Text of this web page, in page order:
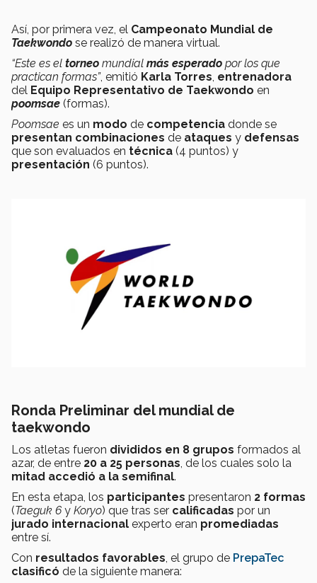
Así, por primera vez, el Campeonato Mundial de
Taekwondo se realizó de manera virtual.
“Este es el torneo mundial más esperado por los que
practican formas”, emitió Karla Torres entrenadora
del Equipo Representativo de Taekwondo en
poomsae (formas).
Poomsae es un modo de competencia donde se
presentan combinaciones de ataques y defensas
que son evaluados en técnica (4 puntos) y
presentación (6 puntos).
Ronda Preliminar del mundial de
taekwondo
Los atletas fueron divididos en 8 grupos formados al
azar, de entre 20 a 25 personas , de los cuales solo la
mitad accedió a la semifinal.
En esta etapa, los participantes presentaron 2 formas
(Taeguk 6 y Koryo) que tras ser calificadas por un
jurado internacional experto eran promediadas
entre sí.
Con resultados favorables , el grupo de PrepaTec
clasificó de la siguiente manera: